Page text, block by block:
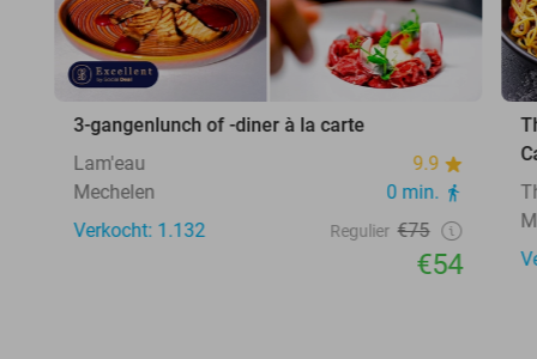
3-gangenlunch of -diner à la carte
Lam'eau
9.9
Mechelen
0 min.
Verkocht: 1.132
Regulier €75
€54